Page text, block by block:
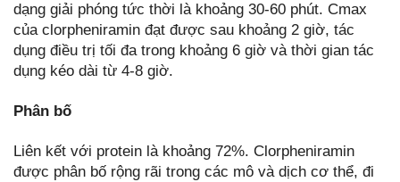
dạng giải phóng tức thời là khoảng 30-60 phút. Cmax
của clorpheniramin đạt được sau khoảng 2 giờ, tác
dụng điều trị tối đa trong khoảng 6 giờ và thời gian tác
dụng kéo dài từ 4-8 giờ.
Phân bố
Liên kết với protein là khoảng 72%. Clorpheniramin
được phân bố rộng rãi trong các mô và dịch cơ thể, đi